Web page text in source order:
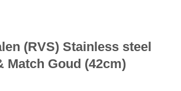
(RVS) Stainless steel
Match Goud (42cm)